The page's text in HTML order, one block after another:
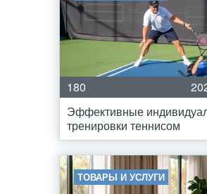
180
Эффективные
тренировки теннисом
ТОВАРЫ И УСЛУГИ